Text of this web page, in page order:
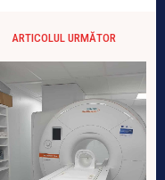
ARTICOLUL URMĂTOR